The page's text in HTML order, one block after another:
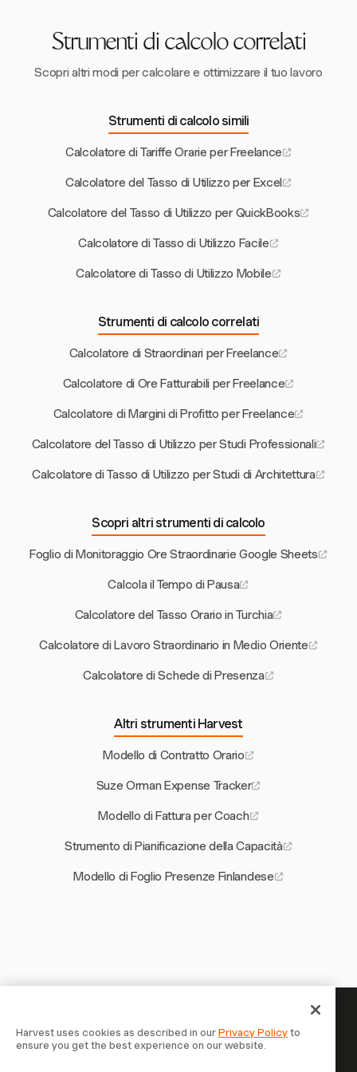
Strumenti di calcolo correlati
Scopri altri modi per calcolare e ottimizzare il tuo lavoro
Strumenti di calcolo simili
Calcolatore di Tariffe Orarie per Freelance
Calcolatore del Tasso di Utilizzo per Excel
Calcolatore del Tasso di Utilizzo per QuickBooks
Calcolatore di Tasso di Utilizzo Facile
Calcolatore di Tasso di Utilizzo Mobile
Strumenti di calcolo correlati
Calcolatore di Straordinari per Freelance
Calcolatore di Ore Fatturabili per Freelance
Calcolatore di Margini di Profitto per Freelance
Calcolatore del Tasso di Utilizzo per Studi Professionali
Calcolatore di Tasso di Utilizzo per Studi di Architettura
Scopri altri strumenti di calcolo
Foglio di Monitoraggio Ore Straordinarie Google Sheets
Calcola il Tempo di Pausa
Calcolatore del Tasso Orario in Turchia
Calcolatore di Lavoro Straordinario in Medio Oriente
Calcolatore di Schede di Presenza
Altri strumenti Harvest
Modello di Contratto Orario
Suze Orman Expense Tracker
Modello di Fattura per Coach
Strumento di Pianificazione della Capacità
Modello di Foglio Presenze Finlandese
Il tuo tempo merita di essere
tracciato — inizia ora
Harvest uses cookies as described in ourPrivacy Policyto
ensure you get the best experience on our website.